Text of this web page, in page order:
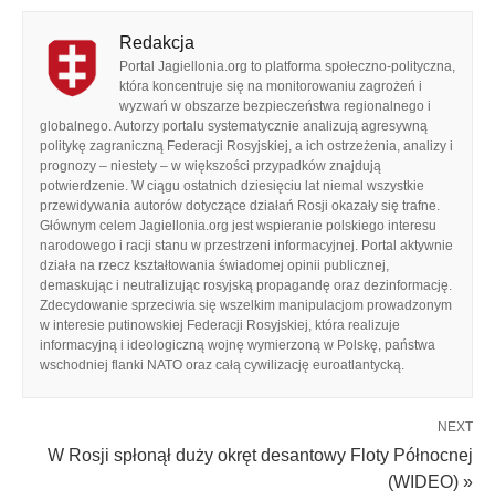
Redakcja
Portal Jagiellonia.org to platforma społeczno-polityczna,
która koncentruje się na monitorowaniu zagrożeń i
wyzwań w obszarze bezpieczeństwa regionalnego i
globalnego. Autorzy portalu systematycznie analizują agresywną
politykę zagraniczną Federacji Rosyjskiej, a ich ostrzeżenia, analizy i
prognozy – niestety – w większości przypadków znajdują
potwierdzenie. W ciągu ostatnich dziesięciu lat niemal wszystkie
przewidywania autorów dotyczące działań Rosji okazały się trafne.
Głównym celem Jagiellonia.org jest wspieranie polskiego interesu
narodowego i racji stanu w przestrzeni informacyjnej. Portal aktywnie
działa na rzecz kształtowania świadomej opinii publicznej,
demaskując i neutralizując rosyjską propagandę oraz dezinformację.
Zdecydowanie sprzeciwia się wszelkim manipulacjom prowadzonym
w interesie putinowskiej Federacji Rosyjskiej, która realizuje
informacyjną i ideologiczną wojnę wymierzoną w Polskę, państwa
wschodniej flanki NATO oraz całą cywilizację euroatlantycką.
NEXT
W Rosji spłonął duży okręt desantowy Floty Północnej
(WIDEO) »